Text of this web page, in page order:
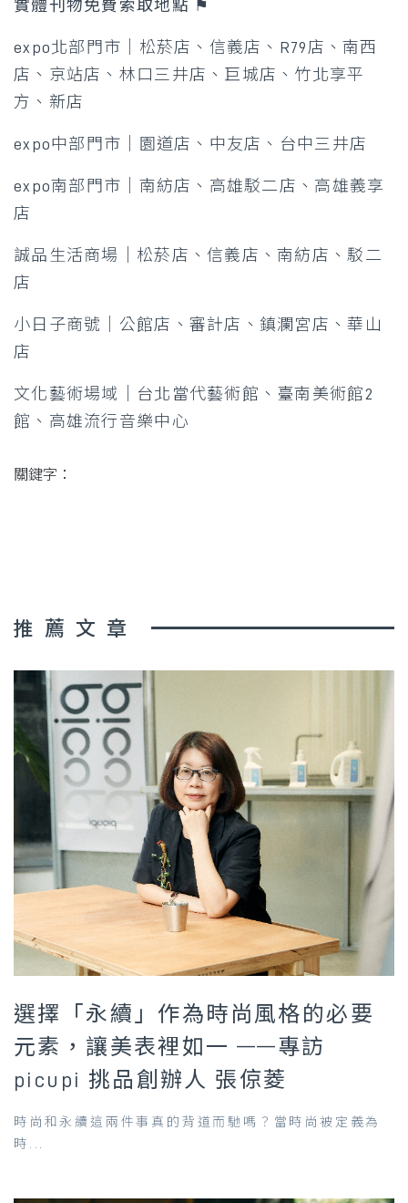
實體刊物免費索取地點 ⚑​
expo北部門市｜松菸店、信義店、R79店、南西
店、京站店、林口三井店​、巨城店、竹北享平
方、新店
expo中部門市｜園道店、中友店、台中三井店​
expo南部門市｜南紡店、高雄駁二店​、高雄義享
店
誠品生活商場｜松菸店、信義店、南紡店、駁二
店
小日子商號｜公館店、審計店、鎮瀾宮店、華山
店​
文化藝術場域｜台北當代藝術館、臺南美術館2
館、高雄流行音樂中心
關鍵字：
推薦文章
選擇「永續」作為時尚風格的必要
元素，讓美表裡如一 ——專訪
picupi 挑品創辦人 張倞菱
時尚和永續這兩件事真的背道而馳嗎？當時尚被定義為
時...